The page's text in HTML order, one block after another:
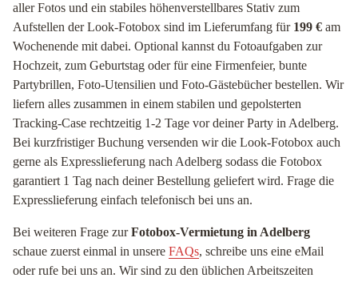
aller Fotos und ein stabiles höhenverstellbares Stativ zum
Aufstellen der Look-Fotobox sind im Lieferumfang für 199 € am
Wochenende mit dabei. Optional kannst du Fotoaufgaben zur
Hochzeit, zum Geburtstag oder für eine Firmenfeier, bunte
Partybrillen, Foto-Utensilien und Foto-Gästebücher bestellen. Wir
liefern alles zusammen in einem stabilen und gepolsterten
Tracking-Case rechtzeitig 1-2 Tage vor deiner Party in Adelberg.
Bei kurzfristiger Buchung versenden wir die Look-Fotobox auch
gerne als Expresslieferung nach Adelberg sodass die Fotobox
garantiert 1 Tag nach deiner Bestellung geliefert wird. Frage die
Expresslieferung einfach telefonisch bei uns an.
Bei weiteren Frage zurFotobox-Vermietung in Adelberg
schaue zuerst einmal in unsere FAQs, schreibe uns eine eMail
oder rufe bei uns an. Wir sind zu den üblichen Arbeitszeiten